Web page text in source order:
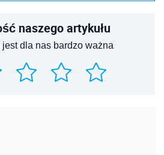
naszego artykułu
dla nas bardzo ważna